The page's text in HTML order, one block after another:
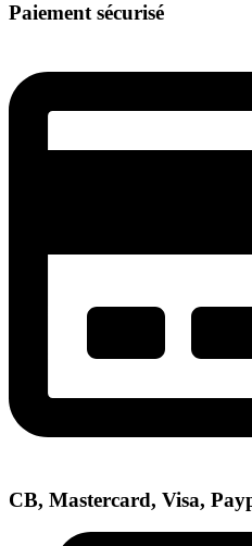
Paiement sécurisé
CB, Mastercard, Visa,